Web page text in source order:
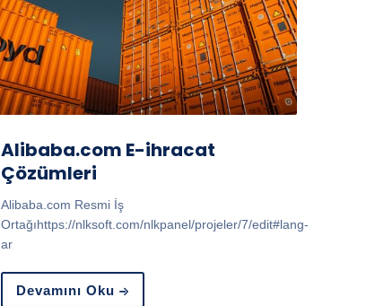
Alibaba.com E-ihracat
Çözümleri
Alibaba.com Resmi İş
Ortağıhttps://nlksoft.com/nlkpanel/projeler/7/edit#lang-
ar
Devamını Oku